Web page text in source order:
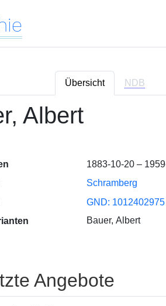
Übersicht NDB
Albert
1883-10-20 –
Schramberg
GND: 1012402975
Bauer, Albert
Angebote